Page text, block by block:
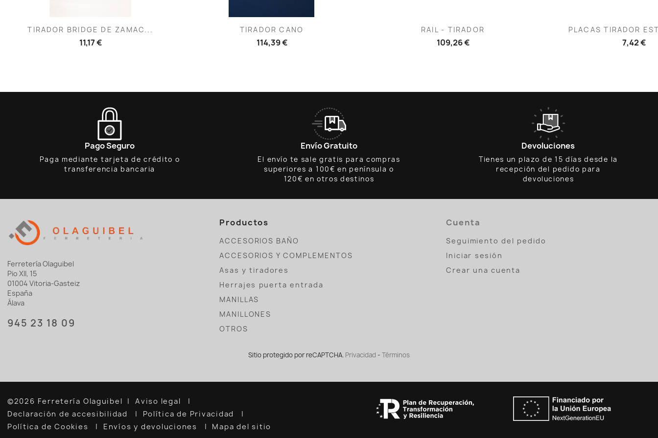
 Vista rápida
TIRADOR BRIDGE DE ZAMAC...
11,17 €
 Vista rápida
TIRADOR CANO
114,39 €
 Vista rápida
RAIL - TIRADOR
109,26 €
Vista
PLACAS TIRADOR
7,42 €
Pago Seguro
Paga mediante tarjeta de crédito o
transferencia bancaria
Envío Gratuito
El envío te sale gratis para compras
superiores a 100€ en península o
120€ en otros destinos
Devoluciones
Tienes un plazo de 15 días desde la
recepción del pedido para
devoluciones
Ferretería Olaguibel
Pio XII, 15
01004 Vitoria-Gasteiz
España
Álava
945 23 18 09
Productos
ACCESORIOS BAÑO
ACCESORIOS Y COMPLEMENTOS
Asas y tiradores
Herrajes puerta entrada
MANILLAS
MANILLONES
OTROS
Cuenta
Seguimiento del pedido
Iniciar sesión
Crear una cuenta
Sitio protegido por reCAPTCHA. Privacidad - Términos
©2026 Ferretería Olaguibel
Aviso legal
Declaración de accesibilidad
Política de Privacidad
Política de Cookies
Envíos y devoluciones Mapa del sitio